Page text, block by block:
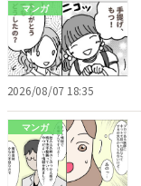
マンガ
2026/08/07 18:35
マンガ